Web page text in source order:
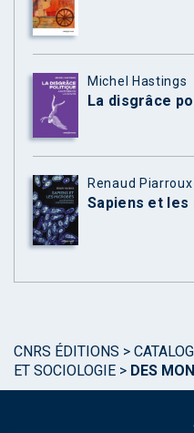
Michel Hastings
La disgrâce
Renaud Piarroux
Sapiens et les
CNRS ÉDITIONS >
ET SOCIOLOGIE > DES